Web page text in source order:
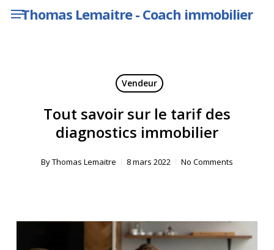
Skip Thomas Lemaitre - Coach immobilier
Menu
Vendeur
Tout savoir sur le tarif des
diagnostics immobilier
ByThomas Lemaitre 8 mars 2022 No Comments